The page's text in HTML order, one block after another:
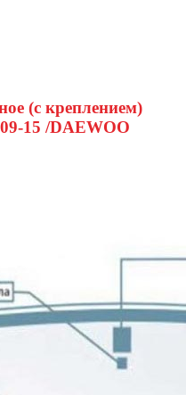
(с креплением)
15 /DAEWOO